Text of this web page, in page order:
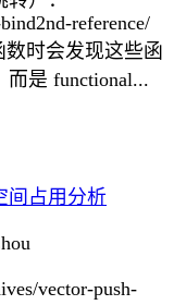
reference/
数时会发现这些函
是 functional...
间占用分析
vector-push-